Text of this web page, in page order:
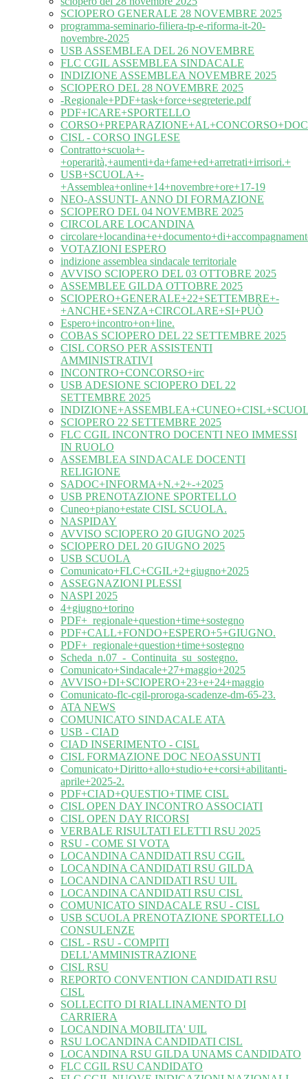
SCIOPERO GENERALE 28 NOVEMBRE 2025
programma-seminario-filiera-tp-e-riforma-it-20-
novembre-2025
USB ASSEMBLEA DEL 26 NOVEMBRE
FLC CGIL ASSEMBLEA SINDACALE
INDIZIONE ASSEMBLEA NOVEMBRE 2025
SCIOPERO DEL 28 NOVEMBRE 2025
-Regionale+PDF+task+force+segreterie.pdf
PDF+ICARE+SPORTELLO
CISL - CORSO INGLESE
Contratto+scuola+-
+operarità,+aumenti+da+fame+ed+arretrati+irrisori.+
USB+SCUOLA+-
+Assemblea+online+14+novembre+ore+17-19
NEO-ASSUNTI- ANNO DI FORMAZIONE
SCIOPERO DEL 04 NOVEMBRE 2025
CIRCOLARE LOCANDINA
VOTAZIONI ESPERO
indizione assemblea sindacale territoriale
AVVISO SCIOPERO DEL 03 OTTOBRE 2025
ASSEMBLEE GILDA OTTOBRE 2025
SCIOPERO+GENERALE+22+SETTEMBRE+-
+ANCHE+SENZA+CIRCOLARE+SI+PUÒ
Espero+incontro+on+line.
COBAS SCIOPERO DEL 22 SETTEMBRE 2025
CISL CORSO PER ASSISTENTI
AMMINISTRATIVI
INCONTRO+CONCORSO+irc
USB ADESIONE SCIOPERO DEL 22
SETTEMBRE 2025
SCIOPERO 22 SETTEMBRE 2025
FLC CGIL INCONTRO DOCENTI NEO IMMESSI
IN RUOLO
ASSEMBLEA SINDACALE DOCENTI
RELIGIONE
SADOC+INFORMA+N.+2+-+2025
USB PRENOTAZIONE SPORTELLO
Cuneo+piano+estate CISL SCUOLA.
NASPIDAY
AVVISO SCIOPERO 20 GIUGNO 2025
SCIOPERO DEL 20 GIUGNO 2025
USB SCUOLA
Comunicato+FLC+CGIL+2+giugno+2025
ASSEGNAZIONI PLESSI
NASPI 2025
4+giugno+torino
PDF+_regionale+question+time+sostegno
PDF+CALL+FONDO+ESPERO+5+GIUGNO.
PDF+_regionale+question+time+sostegno
Scheda_n.07_-_Continuita_su_sostegno.
Comunicato+Sindacale+27+maggio+2025
AVVISO+DI+SCIOPERO+23+e+24+maggio
Comunicato-flc-cgil-proroga-scadenze-dm-65-23.
ATA NEWS
COMUNICATO SINDACALE ATA
USB - CIAD
CIAD INSERIMENTO - CISL
CISL FORMAZIONE DOC NEOASSUNTI
Comunicato+Diritto+allo+studio+e+corsi+abilitanti-
aprile+2025-2.
PDF+CIAD+QUESTIO+TIME CISL
CISL OPEN DAY INCONTRO ASSOCIATI
CISL OPEN DAY RICORSI
VERBALE RISULTATI ELETTI RSU 2025
RSU - COME SI VOTA
LOCANDINA CANDIDATI RSU CGIL
LOCANDINA CANDIDATI RSU GILDA
LOCANDINA CANDIDATI RSU UIL
LOCANDINA CANDIDATI RSU CISL
COMUNICATO SINDACALE RSU - CISL
USB SCUOLA PRENOTAZIONE SPORTELLO
CONSULENZE
CISL - RSU - COMPITI
DELL'AMMINISTRAZIONE
CISL RSU
REPORTO CONVENTION CANDIDATI RSU
CISL
SOLLECITO DI RIALLINAMENTO DI
CARRIERA
LOCANDINA MOBILITA' UIL
RSU LOCANDINA CANDIDATI CISL
LOCANDINA RSU GILDA UNAMS CANDIDATO
FLC CGIL RSU CANDIDATO